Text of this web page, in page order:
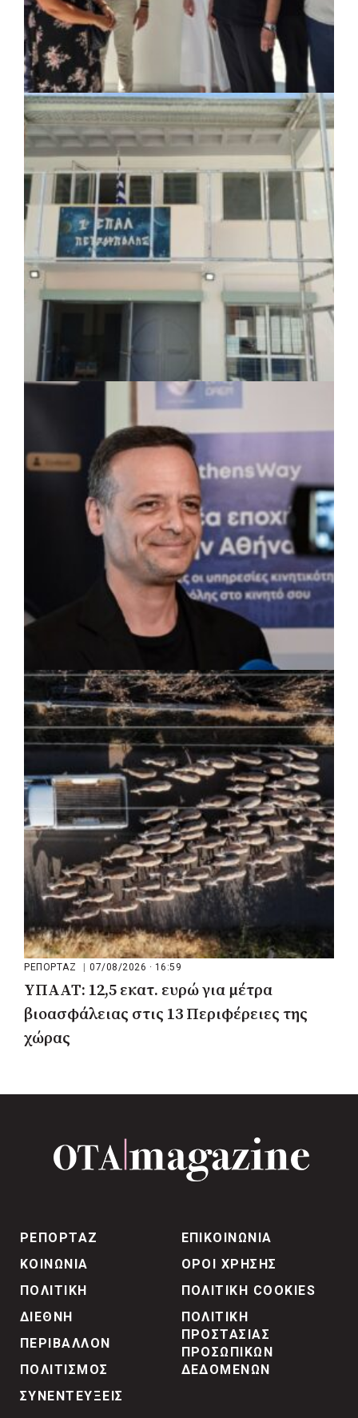
ΚΟΙΝΩΝΙΑ | 07/08/2026 · 18:01
Το Δημοτικό Κατάστημα Κουβαρά φέρει
πλέον το όνομα «Γεώργιος Πρίφτης»
ΤΟΠΙΚΗ ΑΥΤΟΔΙΟΙΚΗΣΗ 07/08/2026 · 17:45
Δήμος Πετρούπολης: Εργασίες
συντήρησης σε σχολεία και αθλητικές
εγκαταστάσεις
ΡΕΠΟΡΤΑΖ | 07/08/2026 · 17:27
Ο Δούκας για έργα, καθαριότητα και τη
μάχη των επόμενων εκλογών: «Η καλύτερη
μου να κατέβει ο Μπακογιάννης»
ΡΕΠΟΡΤΑΖ 07/08/2026 · 16:59
ΥΠΑΑΤ: 12,5 εκατ. ευρώ για μέτρα
βιοασφάλειας στις 13 Περιφέρειες της
χώρας
ΡΕΠΟΡΤΑΖ
ΚΟΙΝΩΝΙΑ
ΠΟΛΙΤΙΚΗ
ΔΙΕΘΝΗ
ΠΕΡΙΒΑΛΛΟΝ
ΠΟΛΙΤΙΣΜΟΣ
ΣΥΝΕΝΤΕΥΞΕΙΣ
ΕΠΙΚΟΙΝΩΝΙΑ
ΟΡΟΙ ΧΡΗΣΗΣ
ΠΟΛΙΤΙΚΗ COOKIES
ΠΟΛΙΤΙΚΗ
ΠΡΟΣΤΑΣΙΑΣ
ΠΡΟΣΩΠΙΚΩΝ
ΔΕΔΟΜΕΝΩΝ